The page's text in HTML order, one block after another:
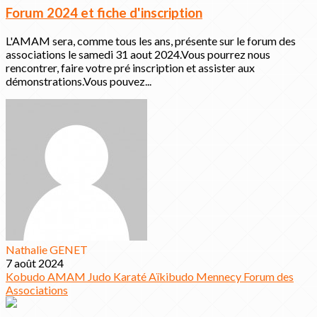
Forum 2024 et fiche d'inscription
L'AMAM sera, comme tous les ans, présente sur le forum des
associations le samedi 31 aout 2024.Vous pourrez nous
rencontrer, faire votre pré inscription et assister aux
démonstrations.Vous pouvez...
Nathalie GENET
7 août 2024
Kobudo AMAM Judo Karaté Aïkibudo Mennecy Forum des
Associations